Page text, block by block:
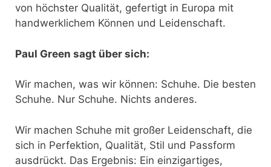
von höchster Qualität, gefertigt in Europa mit
handwerklichem Können und Leidenschaft.
Paul Green sagt über sich:
Wir machen, was wir können: Schuhe. Die besten
Schuhe. Nur Schuhe. Nichts anderes.
Wir machen Schuhe mit großer Leidenschaft, die
sich in Perfektion, Qualität, Stil und Passform
ausdrückt. Das Ergebnis: Ein einzigartiges,